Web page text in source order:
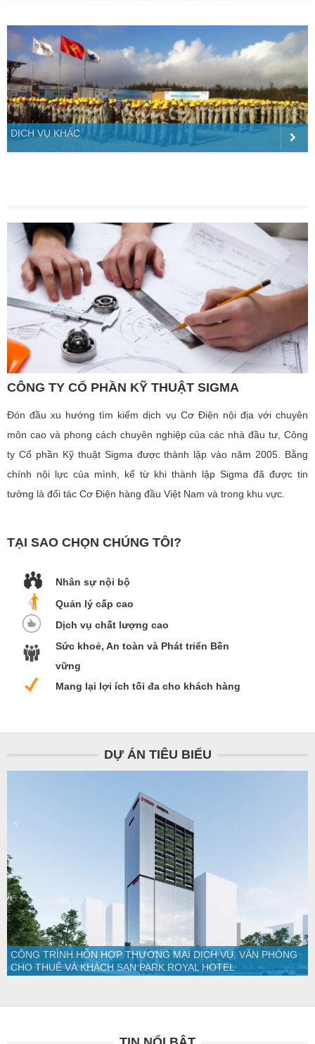
DỊCH VỤ KHÁC
CÔNG TY CỔ PHẦN KỸ THUẬT SIGMA
Đón đầu xu hướng tìm kiếm dịch vụ Cơ Điện nội địa với chuyên
môn cao và phong cách chuyên nghiệp của các nhà đầu tư, Công
ty Cổ phần Kỹ thuật Sigma được thành lập vào năm 2005. Bằng
chính nội lực của mình, kể từ khi thành lập Sigma đã được tin
tưởng là đối tác Cơ Điện hàng đầu Việt Nam và trong khu vực.
TẠI SAO CHỌN CHÚNG TÔI?
Nhân sự nội bộ
Quản lý cấp cao
Dịch vụ chất lượng cao
Sức khoẻ, An toàn và Phát triển Bền
vững
Mang lại lợi ích tối đa cho khách hàng
DỰ ÁN TIÊU BIỂU
CÔNG TRÌNH HỖN HỢP THƯƠNG MẠI DỊCH VỤ, VĂN PHÒNG
CHO THUÊ VÀ KHÁCH SẠN PARK ROYAL HOTEL